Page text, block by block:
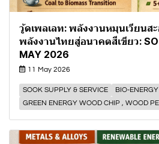
วู้ดเพลเลท: พลังงานหมุนเวียนส
พลังงานไทยสู่อนาคตสีเขียว: SO
MAY 2026
11 May 2026
SOOK SUPPLY & SERVICE
BIO-ENERGY
GREEN ENERGY WOOD CHIP , WOOD